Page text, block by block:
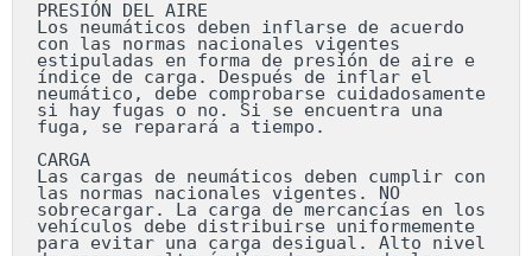
PRESIÓN DEL AIRE
Los neumáticos deben inflarse de acuerdo
con las normas nacionales vigentes
estipuladas en forma de presión de aire e
índice de carga. Después de inflar el
neumático, debe comprobarse cuidadosamente
si hay fugas o no. Si se encuentra una
fuga, se reparará a tiempo.
CARGA
Las cargas de neumáticos deben cumplir con
las normas nacionales vigentes. NO
sobrecargar. La carga de mercancías en los
vehículos debe distribuirse uniformemente
para evitar una carga desigual. Alto nivel